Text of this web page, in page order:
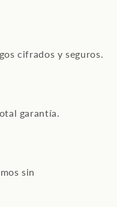
cifrados y seguros.
garantía.
sin